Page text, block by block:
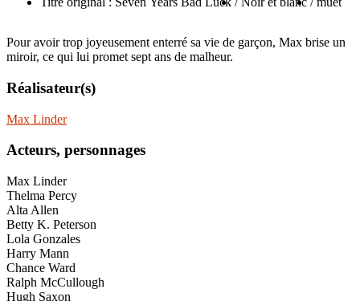
Pour avoir trop joyeusement enterré sa vie de garçon, Max brise un
miroir, ce qui lui promet sept ans de malheur.
Réalisateur(s)
Max Linder
Acteurs, personnages
Max Linder
Thelma Percy
Alta Allen
Betty K. Peterson
Lola Gonzales
Harry Mann
Chance Ward
Ralph McCullough
Hugh Saxon